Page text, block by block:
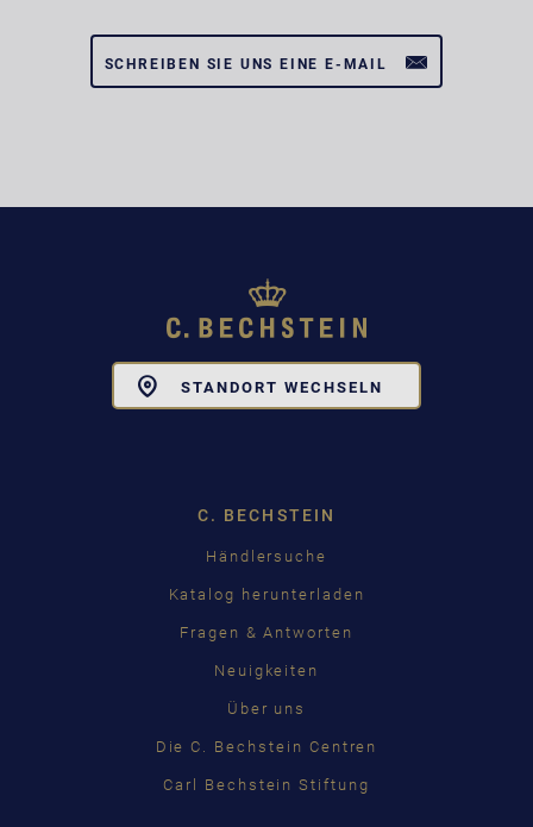
SCHREIBEN SIE UNS EINE E-MAIL
STANDORT WECHSELN
C. BECHSTEIN
Händlersuche
Katalog herunterladen
Fragen & Antworten
Neuigkeiten
Über uns
Die C. Bechstein Centren
Carl Bechstein Stiftung